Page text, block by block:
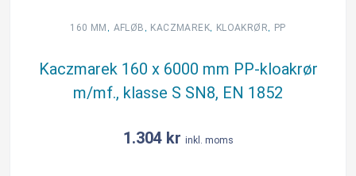
kloakrør
kl.
S
SN8,
1401
antal
160 MM , AFLØB , KACZMAREK, KLOAKRØR, PP
Kaczmarek 160 x 6000 mm PP-kloakrør
m/mf., klasse S SN8, EN 1852
1.304 kr inkl. moms